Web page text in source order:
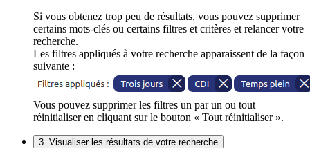
Si vous obtenez trop peu de résultats, vous pouvez supprimer
certains mots-clés ou certains filtres et critères et relancer votre
recherche.
Les filtres appliqués à votre recherche apparaissent de la façon
suivante :
Vous pouvez supprimer les filtres un par un ou tout
réinitialiser en cliquant sur le bouton « Tout réinitialiser ».
3. Visualiser les résultats de votre recherche